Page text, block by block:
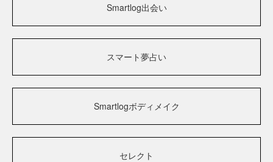
Smartlog出会い
スマート夢占い
Smartlogボディメイク
セレクト